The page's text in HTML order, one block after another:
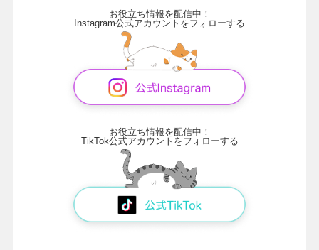
お役立ち情報を配信中！
Instagram公式アカウントをフォローする
お役立ち情報を配信中！
TikTok公式アカウントをフォローする